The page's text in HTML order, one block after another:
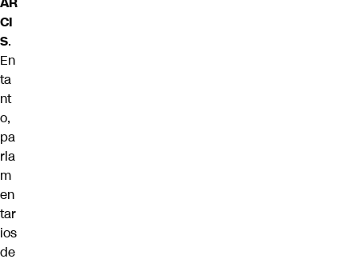
CI
S.
En
ta
nt
o,
pa
rla
m
en
tar
ios
de